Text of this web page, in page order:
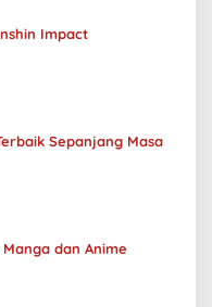
Impact
Sepanjang Masa
dan Anime